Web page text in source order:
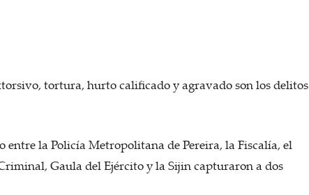
tortura, hurto calificado y agravado son los delitos
la Policía Metropolitana de Pereira, la Fiscalía, el
Gaula del Ejército y la Sijin capturaron a dos